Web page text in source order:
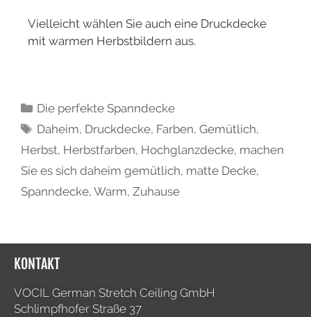
Vielleicht wählen Sie auch eine Druckdecke
mit warmen Herbstbildern aus.
Die perfekte Spanndecke
Daheim, Druckdecke, Farben,Gemütlich,
Herbst, Herbstfarben, Hochglanzdecke, machen
Sie es sich daheim gemütlich, matte Decke,
Spanndecke, Warm, Zuhause
KONTAKT
VOCIL German Stretch Ceiling GmbH
Schlimpfhofer Straße 37